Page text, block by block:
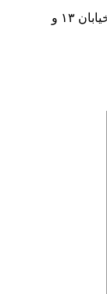
میدان آرژانتین ، خیابان احمد قصیر ، بین خیابان ۱۳ و